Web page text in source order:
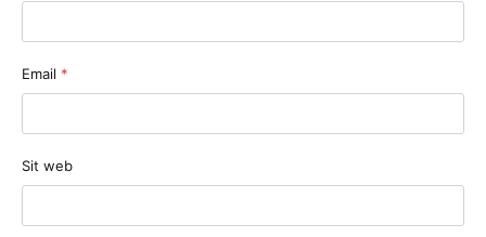
Email *
Sit web